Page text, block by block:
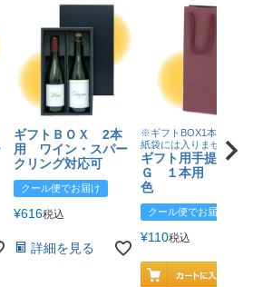
ギフトＢＯＸ 2本
用 ワイン・スパー
クリング対応可
クール便でお届け
¥616税込
詳細を見る
※ギフトBOX1本用はこ
紙袋には入りません
ギフト用手提げＢ
Ｇ １本用 エン
色
クール便でお届け
¥110税込